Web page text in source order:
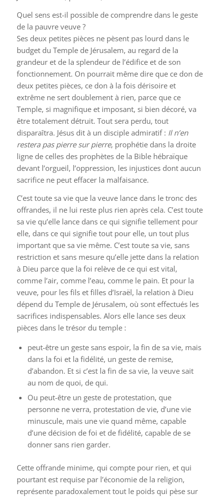
Quel sens est-il possible de comprendre dans le geste
de la pauvre veuve ?
Ses deux petites pièces ne pèsent pas lourd dans le
budget du Temple de Jérusalem, au regard de la
grandeur et de la splendeur de l’édifice et de son
fonctionnement. On pourrait même dire que ce don de
deux petites pièces, ce don à la fois dérisoire et
extrême ne sert doublement à rien, parce que ce
Temple, si magnifique et imposant, si bien décoré, va
être totalement détruit. Tout sera perdu, tout
disparaîtra. Jésus dit à un disciple admiratif : Il n’en
restera pas pierre sur pierre, prophétie dans la droite
ligne de celles des prophètes de la Bible hébraïque
devant l’orgueil, l’oppression, les injustices dont aucun
sacrifice ne peut effacer la malfaisance.
C’est toute sa vie que la veuve lance dans le tronc des
offrandes, il ne lui reste plus rien après cela. C’est toute
sa vie qu’elle lance dans ce qui signifie tellement pour
elle, dans ce qui signifie tout pour elle, un tout plus
important que sa vie même. C’est toute sa vie, sans
restriction et sans mesure qu’elle jette dans la relation
à Dieu parce que la foi relève de ce qui est vital,
comme l’air, comme l’eau, comme le pain. Et pour la
veuve, pour les fils et filles d’Israël, la relation à Dieu
dépend du Temple de Jérusalem, où sont effectués les
sacrifices indispensables. Alors elle lance ses deux
pièces dans le trésor du temple :
peut-être un geste sans espoir, la fin de sa vie, mais
dans la foi et la fidélité, un geste de remise,
d’abandon. Et si c’est la fin de sa vie, la veuve sait
au nom de quoi, de qui.
Ou peut-être un geste de protestation, que
personne ne verra, protestation de vie, d’une vie
minuscule, mais une vie quand même, capable
d’une décision de foi et de fidélité, capable de se
donner sans rien garder.
Cette offrande minime, qui compte pour rien, et qui
pourtant est requise par l’économie de la religion,
représente paradoxalement tout le poids qui pèse sur